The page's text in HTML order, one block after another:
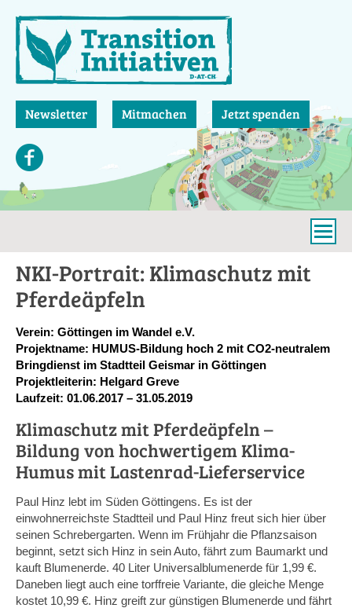
zum
Inhalt
Newsletter Mitmachen Jetzt spenden
NKI-Portrait: Klimaschutz mit
Pferdeäpfeln
Verein: Göttingen im Wandel e.V.
Projektname: HUMUS-Bildung hoch 2 mit CO2-neutralem
Bringdienst im Stadtteil Geismar in Göttingen
Projektleiterin: Helgard Greve
Laufzeit: 01.06.2017 – 31.05.2019
Klimaschutz mit Pferdeäpfeln –
Bildung von hochwertigem Klima-
Humus mit Lastenrad-Lieferservice
Paul Hinz lebt im Süden Göttingens. Es ist der
einwohnerreichste Stadtteil und Paul Hinz freut sich hier über
seinen Schrebergarten. Wenn im Frühjahr die Pflanzsaison
beginnt, setzt sich Hinz in sein Auto, fährt zum Baumarkt und
kauft Blumenerde. 40 Liter Universalblumenerde für 1,99 €.
Daneben liegt auch eine torffreie Variante, die gleiche Menge
kostet 10,99 €. Hinz greift zur günstigen Blumenerde und fährt